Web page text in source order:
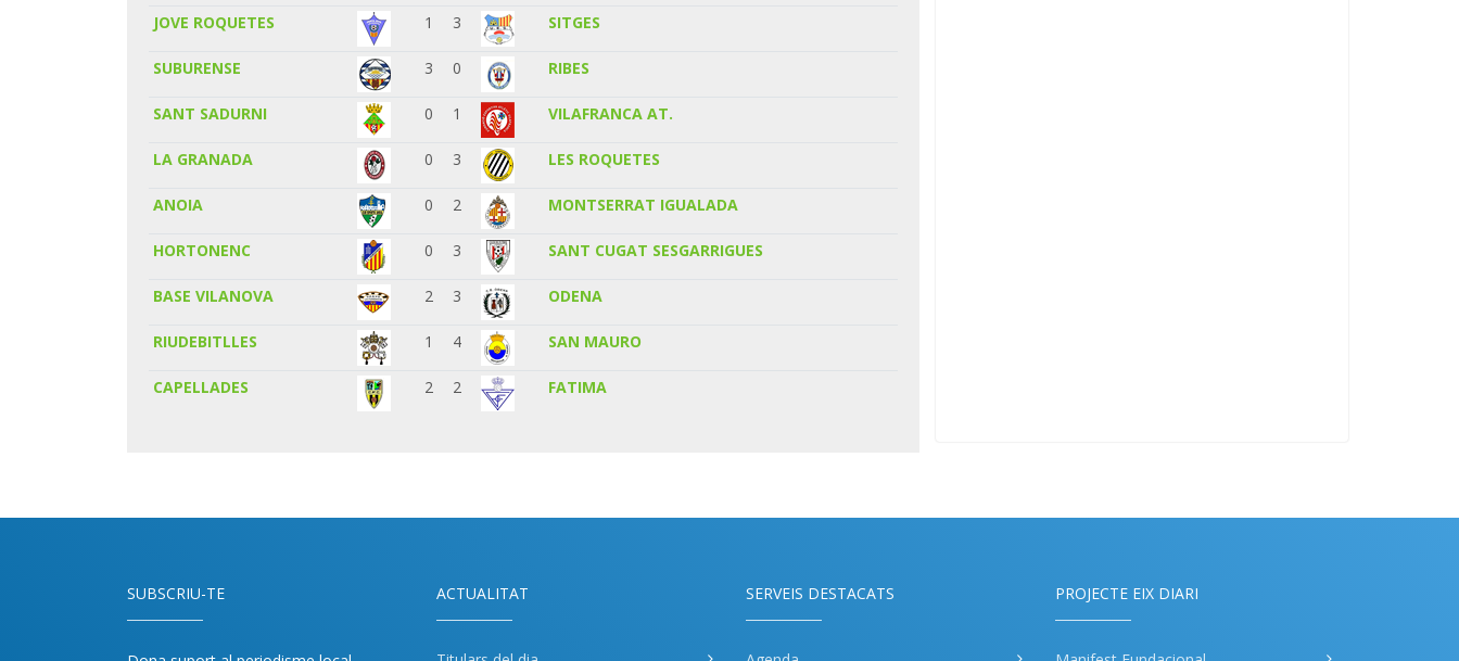
JOVE ROQUETES 1 3 SITGES
SUBURENSE 3 0 RIBES
SANT SADURNI 0 1 VILAFRANCA AT.
LA GRANADA 0 3 LES ROQUETES
ANOIA 0 2 MONTSERRAT IGUALADA
HORTONENC 0 3 SANT CUGAT SESGARRIGUES
BASE VILANOVA 2 3 ODENA
RIUDEBITLLES 1 4 SAN MAURO
CAPELLADES 2 2 FATIMA
SUBSCRIU-TE ACTUALITAT SERVEIS DESTACATS PROJECTE EIX DIARI